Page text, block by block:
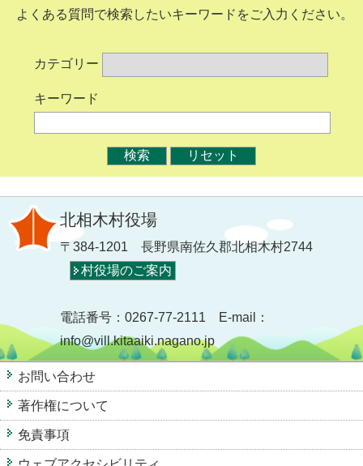
よくある質問で検索したいキーワードをご入力ください。
カテゴリー
キーワード
北相木村役場
〒384-1201 長野県南佐久郡北相木村2744
村役場のご案内
電話番号：0267-77-2111 E-mail：
info@vill.kitaaiki.nagano.jp
お問い合わせ
著作権について
免責事項